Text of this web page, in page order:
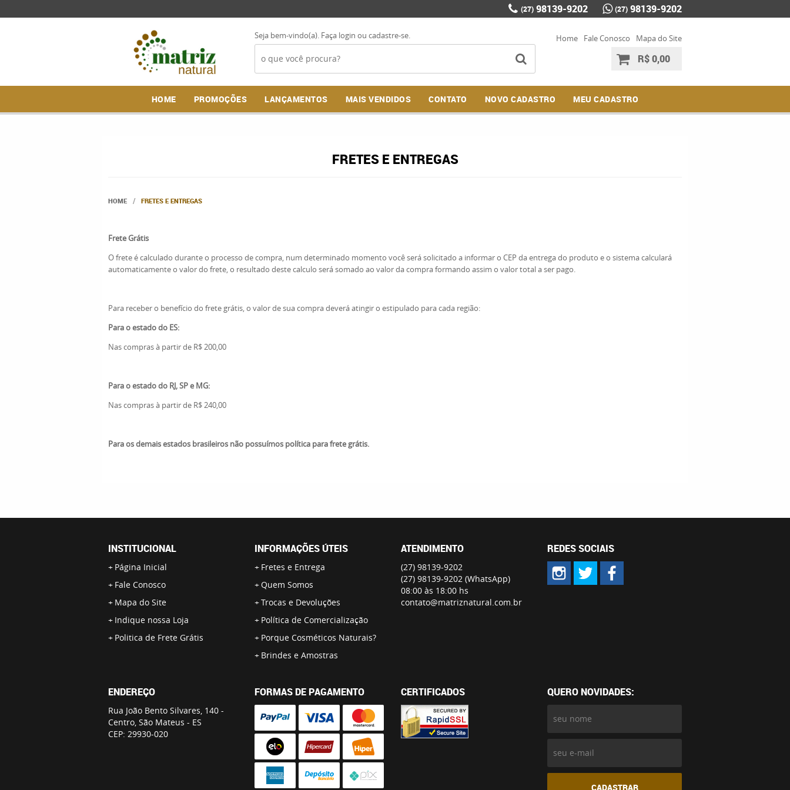
(27) 98139-9202 (27) 98139-9202
Seja bem-vindo(a). Faça login ou cadastre-se. Home Fale Conosco Mapa do Site
R$ 0,00
HOME PROMOÇÕES LANÇAMENTOS MAIS VENDIDOS CONTATO NOVO CADASTRO MEU CADASTRO
FRETES E ENTREGAS
HOME FRETES E ENTREGAS
Frete Grátis
O frete é calculado durante o processo de compra, num determinado momento você será solicitado a informar o CEP da entrega do produto e o sistema calculará
automaticamente o valor do frete, o resultado deste calculo será somado ao valor da compra formando assim o valor total a ser pago.
Para receber o benefício do frete grátis, o valor de sua compra deverá atingir o estipulado para cada região:
Para o estado do ES:
Nas compras à partir de R$ 200,00
Para o estado do RJ, SP e MG:
Nas compras à partir de R$ 240,00
Para os demais estados brasileiros não possuímos política para frete grátis.
INSTITUCIONAL
Página Inicial
Fale Conosco
Mapa do Site
Indique nossa Loja
Politica de Frete Grátis
INFORMAÇÕES ÚTEIS
Fretes e Entrega
Quem Somos
Trocas e Devoluções
Política de Comercialização
Porque Cosméticos Naturais?
Brindes e Amostras
ATENDIMENTO
(27) 98139-9202
(27) 98139-9202 (WhatsApp)
08:00 às 18:00 hs
contato@matriznatural.com.br
REDES SOCIAIS
ENDEREÇO
Rua João Bento Silvares, 140 -
Centro, São Mateus - ES
CEP: 29930-020
FORMAS DE PAGAMENTO CERTIFICADOS QUERO NOVIDADES:
CADASTRAR